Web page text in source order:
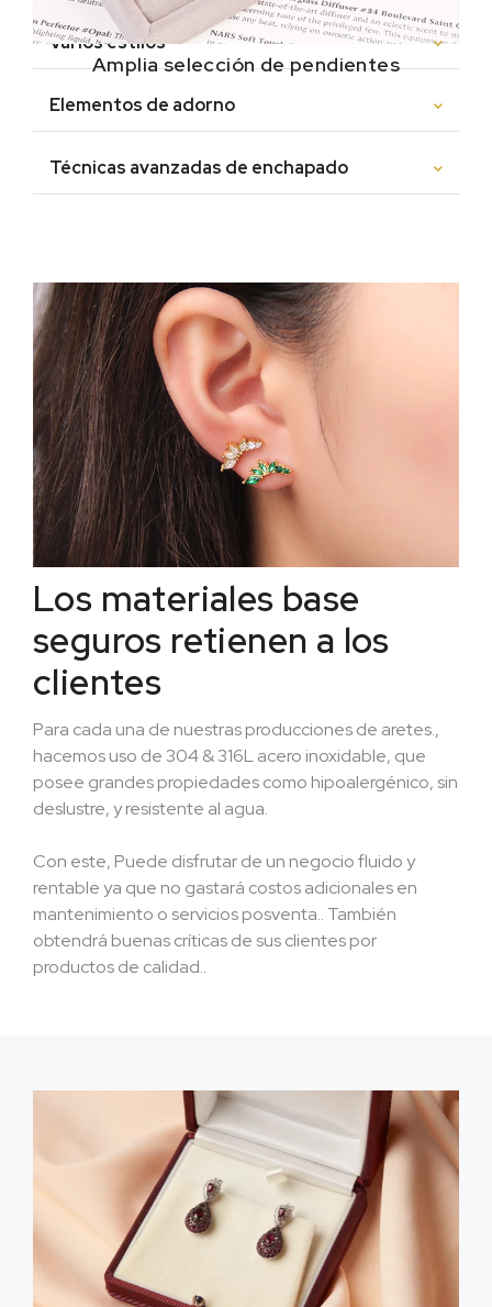
Varios estilos
Elementos de adorno
Técnicas avanzadas de enchapado
Amplia selección de pendientes
Los materiales base
seguros retienen a los
clientes
Para cada una de nuestras producciones de aretes.,
hacemos uso de 304 & 316L acero inoxidable, que
posee grandes propiedades como hipoalergénico, sin
deslustre, y resistente al agua.
Con este, Puede disfrutar de un negocio fluido y
rentable ya que no gastará costos adicionales en
mantenimiento o servicios posventa.. También
obtendrá buenas críticas de sus clientes por
productos de calidad..